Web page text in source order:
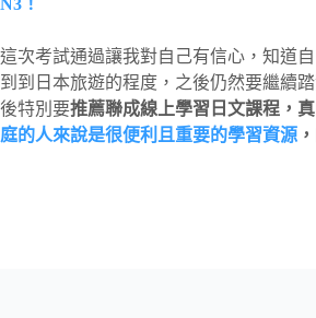
這次考試通過讓我對自己有信心，知道
到到日本旅遊的程度，之後仍然要繼續
後特別要推薦聯成線上學習日文課程，
庭的人來說是很便利且重要的學習資源